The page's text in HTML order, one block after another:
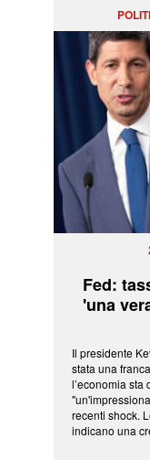
Fed:
'una
Il presidente
stata una
l’economia sta
recenti shock.
indicano una